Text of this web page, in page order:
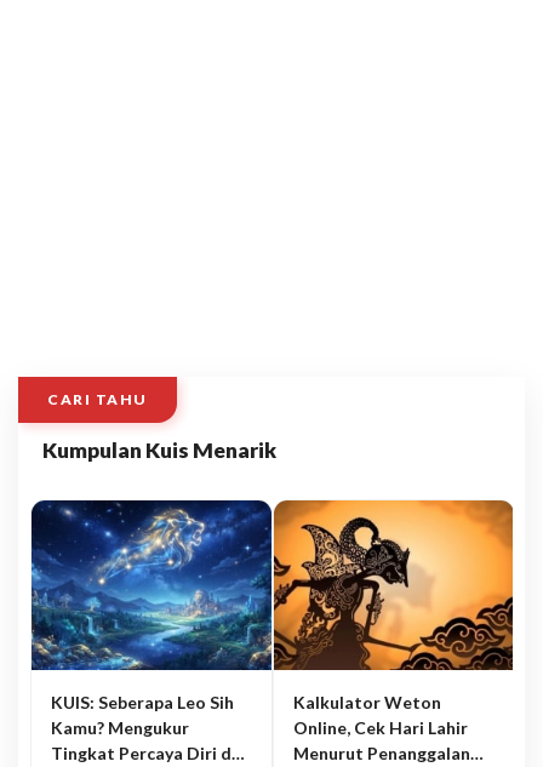
CARI TAHU
Kumpulan Kuis Menarik
KUIS: Seberapa Leo Sih
Kamu? Mengukur
Tingkat Percaya Diri dan
Kalkulator Weton
Online, Cek Hari Lahir
Menurut Penanggalan